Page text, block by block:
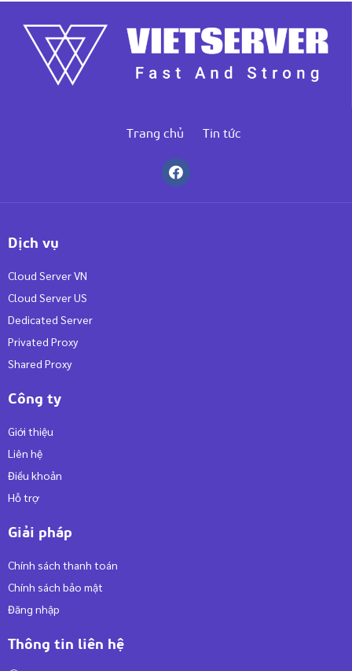
Trang chủ Tin tức
Dịch vụ
Cloud Server VN
Cloud Server US
Dedicated Server
Privated Proxy
Shared Proxy
Công ty
Giới thiệu
Liên hệ
Điều khoản
Hỗ trợ
Giải pháp
Chính sách thanh toán
Chính sách bảo mật
Đăng nhập
Thông tin liên hệ